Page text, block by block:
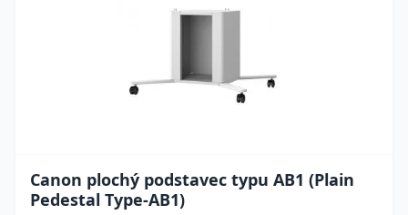
Canon plochý podstavec typu AB1 (Plain
Pedestal Type-AB1)